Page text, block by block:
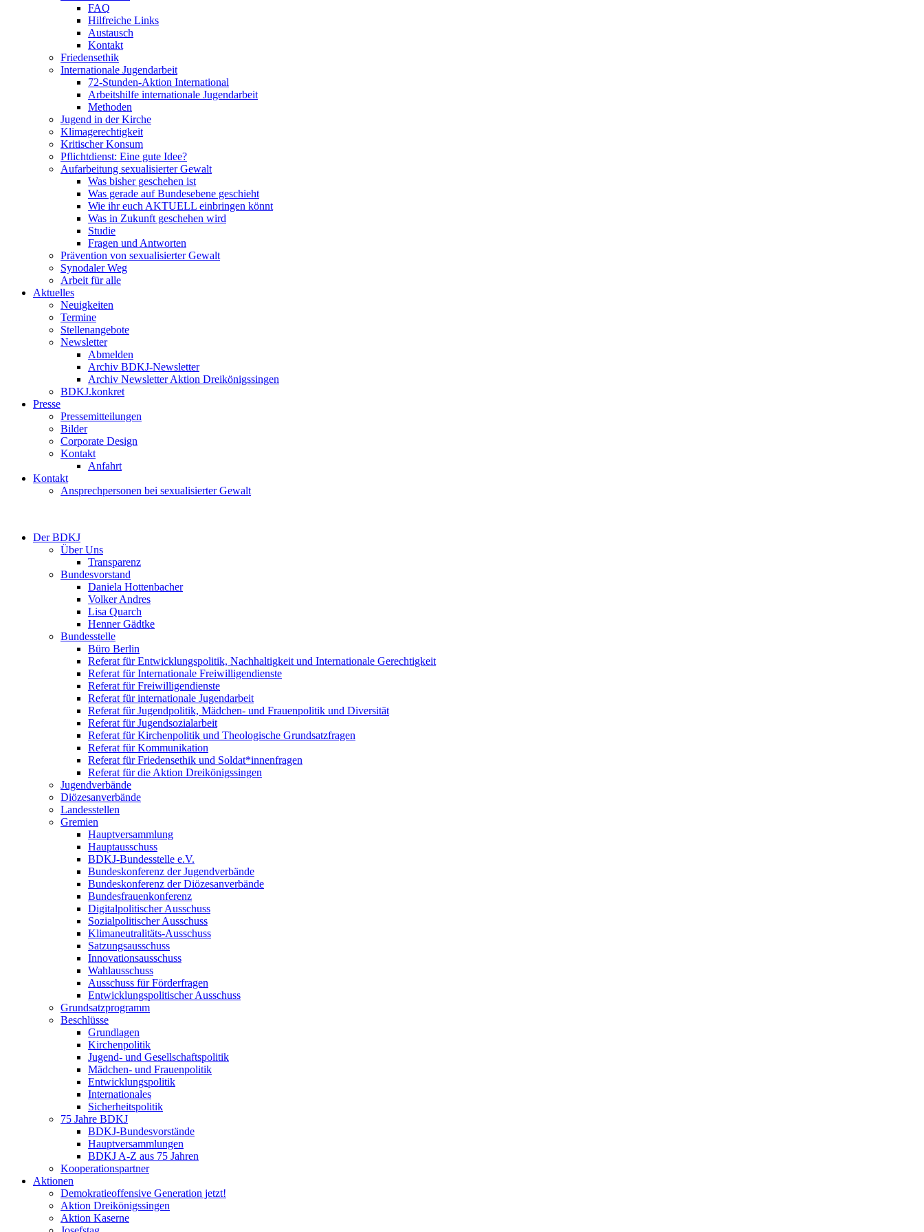
FAQ
Hilfreiche Links
Austausch
Kontakt
Friedensethik
Internationale Jugendarbeit
72-Stunden-Aktion International
Arbeitshilfe internationale Jugendarbeit
Methoden
Jugend in der Kirche
Klimagerechtigkeit
Kritischer Konsum
Pflichtdienst: Eine gute Idee?
Aufarbeitung sexualisierter Gewalt
Was bisher geschehen ist
Was gerade auf Bundesebene geschieht
Wie ihr euch AKTUELL einbringen könnt
Was in Zukunft geschehen wird
Studie
Fragen und Antworten
Prävention von sexualisierter Gewalt
Synodaler Weg
Arbeit für alle
Aktuelles
Neuigkeiten
Termine
Stellenangebote
Newsletter
Abmelden
Archiv BDKJ-Newsletter
Archiv Newsletter Aktion Dreikönigssingen
BDKJ.konkret
Presse
Pressemitteilungen
Bilder
Corporate Design
Kontakt
Anfahrt
Kontakt
Ansprechpersonen bei sexualisierter Gewalt
Der BDKJ
Über Uns
Transparenz
Bundesvorstand
Daniela Hottenbacher
Volker Andres
Lisa Quarch
Henner Gädtke
Bundesstelle
Büro Berlin
Referat für Entwicklungspolitik, Nachhaltigkeit und Internationale Gerechtigkeit
Referat für Internationale Freiwilligendienste
Referat für Freiwilligendienste
Referat für internationale Jugendarbeit
Referat für Jugendpolitik, Mädchen- und Frauenpolitik und Diversität
Referat für Jugendsozialarbeit
Referat für Kirchenpolitik und Theologische Grundsatzfragen
Referat für Kommunikation
Referat für Friedensethik und Soldat*innenfragen
Referat für die Aktion Dreikönigssingen
Jugendverbände
Diözesanverbände
Landesstellen
Gremien
Hauptversammlung
Hauptausschuss
BDKJ-Bundesstelle e.V.
Bundeskonferenz der Jugendverbände
Bundeskonferenz der Diözesanverbände
Bundesfrauenkonferenz
Digitalpolitischer Ausschuss
Sozialpolitischer Ausschuss
Klimaneutralitäts-Ausschuss
Satzungsausschuss
Innovationsausschuss
Wahlausschuss
Ausschuss für Förderfragen
Entwicklungspolitischer Ausschuss
Grundsatzprogramm
Beschlüsse
Grundlagen
Kirchenpolitik
Jugend- und Gesellschaftspolitik
Mädchen- und Frauenpolitik
Entwicklungspolitik
Internationales
Sicherheitspolitik
75 Jahre BDKJ
BDKJ-Bundesvorstände
Hauptversammlungen
BDKJ A-Z aus 75 Jahren
Kooperationspartner
Aktionen
Demokratieoffensive Generation jetzt!
Aktion Dreikönigssingen
Aktion Kaserne